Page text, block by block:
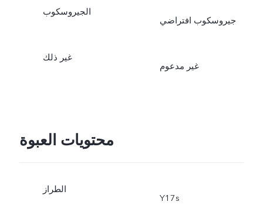
الجيروسكوب
جيروسكوب افتراضي
غير ذلك
غير مدعوم
محتويات العبوة
الطراز
Y17s